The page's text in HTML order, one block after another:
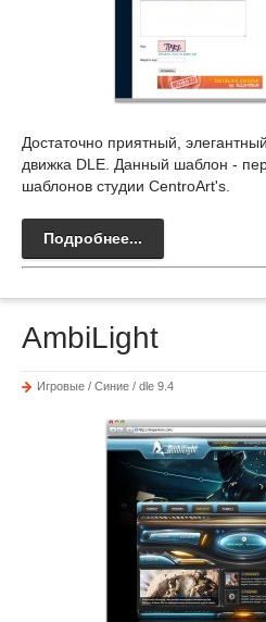
Достаточно приятный,
движка DLE. Данный шаблон -
шаблонов студии CentroArt's.
Подробнее...
AmbiLight
Игровые / Синие / dle 9.4